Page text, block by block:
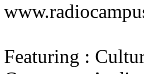
Featuring :